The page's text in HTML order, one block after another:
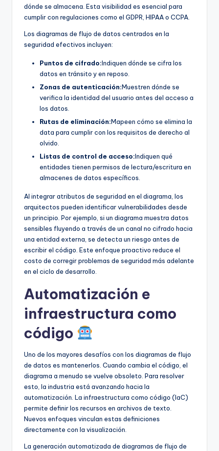
dónde se almacena. Esta visibilidad es esencial para
cumplir con regulaciones como el GDPR, HIPAA o CCPA.
Los diagramas de flujo de datos centrados en la
seguridad efectivos incluyen:
Puntos de cifrado:Indiquen dónde se cifra los
datos en tránsito y en reposo.
Zonas de autenticación:Muestren dónde se
verifica la identidad del usuario antes del acceso a
los datos.
Rutas de eliminación:Mapeen cómo se elimina la
data para cumplir con los requisitos de derecho al
olvido.
Listas de control de acceso:Indiquen qué
entidades tienen permisos de lectura/escritura en
almacenes de datos específicos.
Al integrar atributos de seguridad en el diagrama, los
arquitectos pueden identificar vulnerabilidades desde
un principio. Por ejemplo, si un diagrama muestra datos
sensibles fluyendo a través de un canal no cifrado hacia
una entidad externa, se detecta un riesgo antes de
escribir el código. Este enfoque proactivo reduce el
costo de corregir problemas de seguridad más adelante
en el ciclo de desarrollo.
Automatización e
infraestructura como
código
Uno de los mayores desafíos con los diagramas de flujo
de datos es mantenerlos. Cuando cambia el código, el
diagrama a menudo se vuelve obsoleto. Para resolver
esto, la industria está avanzando hacia la
automatización. La infraestructura como código (IaC)
permite definir los recursos en archivos de texto.
Nuevos enfoques vinculan estas definiciones
directamente con la visualización.
La generación automatizada de diagramas de flujo de